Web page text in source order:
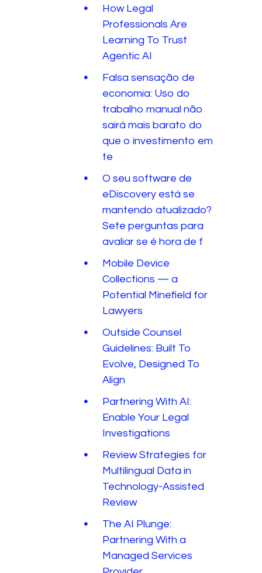
How Legal
Professionals Are
Learning To Trust
Agentic AI
Falsa sensação de
economia: Uso do
trabalho manual não
sairá mais barato do
que o investimento em
te
O seu software de
eDiscovery está se
mantendo atualizado?
Sete perguntas para
avaliar se é hora de f
Mobile Device
Collections — a
Potential Minefield for
Lawyers
Outside Counsel
Guidelines: Built To
Evolve, Designed To
Align
Partnering With AI:
Enable Your Legal
Investigations
Review Strategies for
Multilingual Data in
Technology-Assisted
Review
The AI Plunge:
Partnering With a
Managed Services